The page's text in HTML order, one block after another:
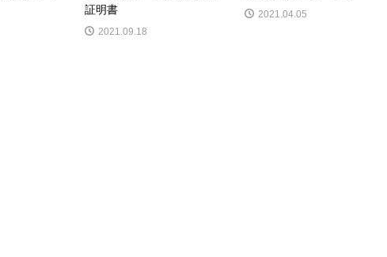
証明書
2021.09.18
2021.04.05